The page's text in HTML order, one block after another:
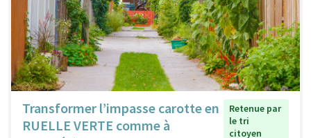
Transformer l’impasse carotte en
RUELLE VERTE comme à
Retenue par
le tri
citoyen